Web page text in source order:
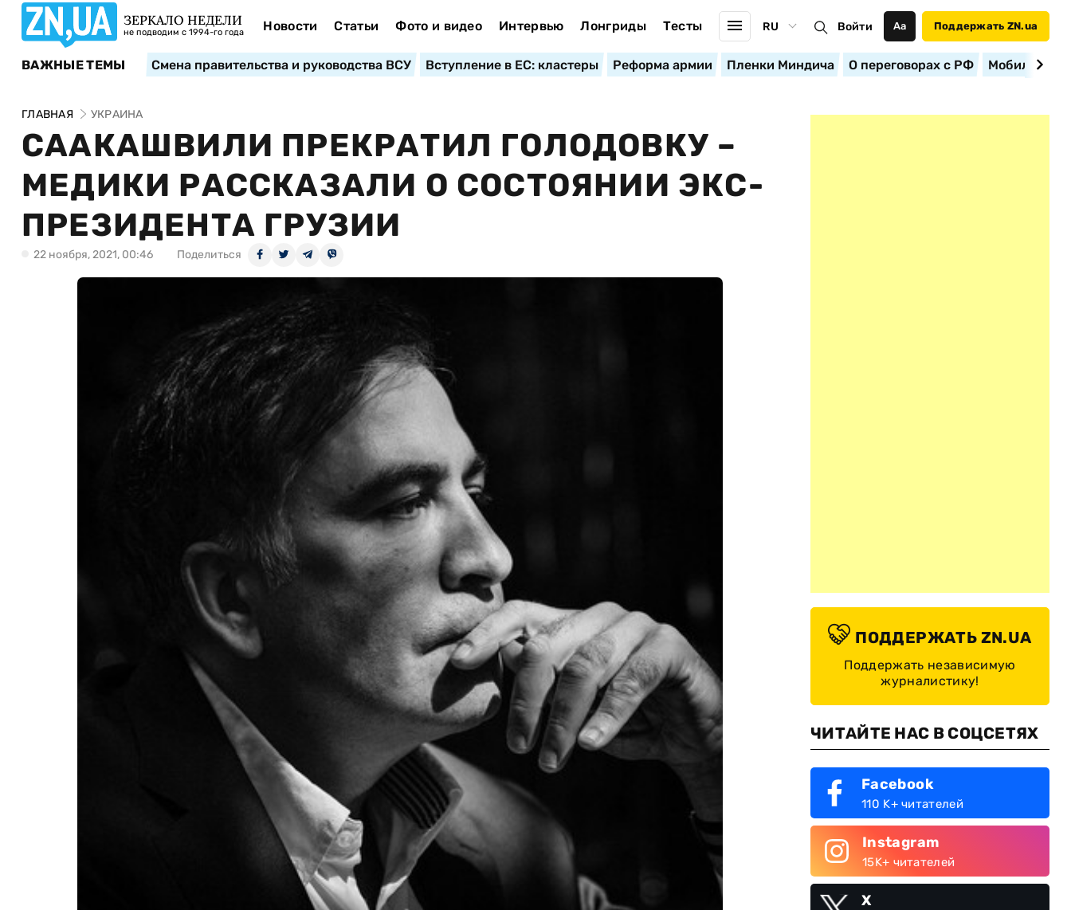
ЗЕРКАЛО НЕДЕЛИ
не подводим с 1994-го года Новости Статьи Фото и видео Интервью Лонгриды Тесты RU Войти Аа Поддержать ZN.ua
ВАЖНЫЕ ТЕМЫ Смена правительства и руководства ВСУ Вступление в ЕС: кластеры Реформа армии Пленки Миндича О переговорах с РФ
ГЛАВНАЯ УКРАИНА
СААКАШВИЛИ ПРЕКРАТИЛ ГОЛОДОВКУ –
МЕДИКИ РАССКАЗАЛИ О СОСТОЯНИИ ЭКС-
ПРЕЗИДЕНТА ГРУЗИИ
22 ноября, 2021, 00:46 Поделиться
ПОДДЕРЖАТЬ ZN.UA
Поддержать независимую
журналистику!
ЧИТАЙТЕ НАС В СОЦСЕТЯХ
Facebook
110 K+ читателей
Instagram
15K+ читателей
X